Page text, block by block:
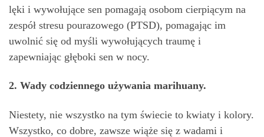
lęki i wywołujące sen pomagają osobom cierpiącym na
zespół stresu pourazowego (PTSD), pomagając im
uwolnić się od myśli wywołujących traumę i
zapewniając głęboki sen w nocy.
2. Wady codziennego używania marihuany.
Niestety, nie wszystko na tym świecie to kwiaty i kolory.
Wszystko, co dobre, zawsze wiąże się z wadami i